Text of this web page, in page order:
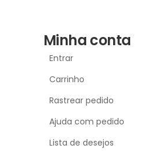
Minha conta
Entrar
Carrinho
Rastrear pedido
Ajuda com pedido
Lista de desejos